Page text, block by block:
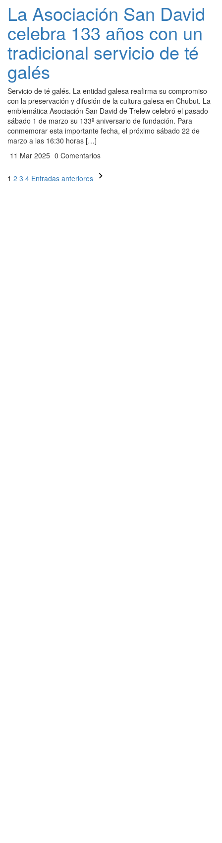
La Asociación San David
celebra 133 años con un
tradicional servicio de té
galés
Servicio de té galés. La entidad galesa reafirma su compromiso
con la preservación y difusión de la cultura galesa en Chubut. La
emblemática Asociación San David de Trelew celebró el pasado
sábado 1 de marzo su 133º aniversario de fundación. Para
conmemorar esta importante fecha, el próximo sábado 22 de
marzo a las 16:30 horas […]
11 Mar 2025 0 Comentarios
Paginación
1 2 3 4 Entradas anteriores